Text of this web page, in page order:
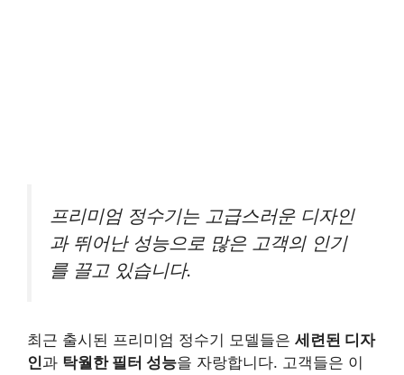
프리미엄 정수기는 고급스러운 디자인
과 뛰어난 성능으로 많은 고객의 인기
를 끌고 있습니다.
최근 출시된 프리미엄 정수기 모델들은 세련된 디자
인과 탁월한 필터 성능을 자랑합니다. 고객들은 이